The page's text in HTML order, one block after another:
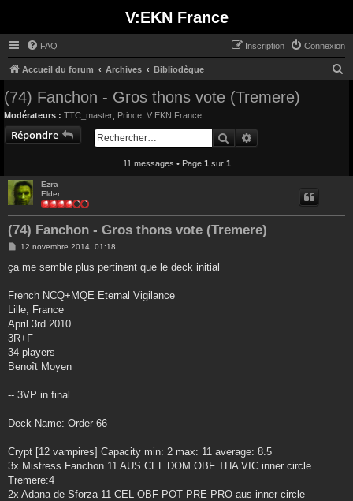
V:EKN France
FAQ Connexion
Inscription
Accueil du forum Archives Bibliodèque
(74) Fanchon - Gros thons vote (Tremere)
Modérateurs : TTC_master Prince V:EKN France
Répondre Rechercher
11 messages • Page 1 sur 1
Ezra
Elder
(74) Fanchon - Gros thons vote (Tremere)
M
s
g
12 novembre 2014, 01:18
ça me semble plus pertinent que le deck initial
French NCQ+MQE Eternal Vigilance
Lille, France
April 3rd 2010
3R+F
34 players
Benoît Moyen
-- 3VP in final
Deck Name: Order 66
Crypt [12 vampires] Capacity min: 2 max: 11 average: 8.5
3x Mistress Fanchon 11 AUS CEL DOM OBF THA VIC inner circle
Tremere:4
2x Adana de Sforza 11 CEL OBF POT PRE PRO aus inner circle